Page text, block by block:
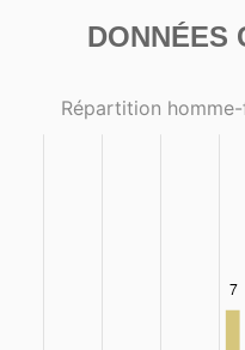
DONNÉES
Répartition